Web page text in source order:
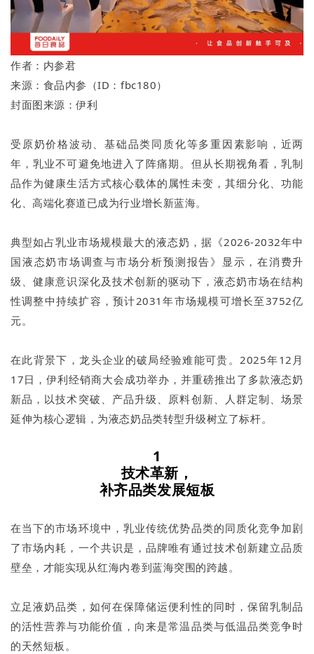
作者：内参君
来源：食品内参（ID：fbc180）
封面图来源：伊利
受原奶价格波动、基础品类同质化等多重因素影响，近两
年，乳业不可避免地进入了阵痛期。但从长期视角看，乳制
品作为健康生活方式核心载体的属性未变，其细分化、功能
化、高端化赛道已成为行业增长新蓝海。
典型如占乳业市场规模最大的液态奶，据《2026-2032年中
国液态奶市场调查与市场分析预测报告》显示，在消费升
级、健康意识深化及技术创新的驱动下，液态奶市场在结构
性调整中持续扩容，预计2031年市场规模可增长至3752亿
元。
在此背景下，龙头企业的破局经验难能可贵。2025年12月
17日，伊利经销商大会成功举办，并重磅推出了多款液态奶
新品，以技术突破、产品升级、原料创新、人群定制、场景
延伸为核心逻辑，为液态奶品类转型升级树立了标杆。
1
技术革新，
补齐品类发展短板
在当下的市场环境中，乳业传统优势品类的同质化竞争加剧
了市场内耗，一个共识是，品牌唯有通过技术创新建立品质
壁垒，才能实现从红海内卷到蓝海突围的跨越。
立足液奶品类，如何在保障储运便利性的同时，保留乳制品
的活性营养与功能价值，向来是常温品类与低温品类竞争时
的天然短板。